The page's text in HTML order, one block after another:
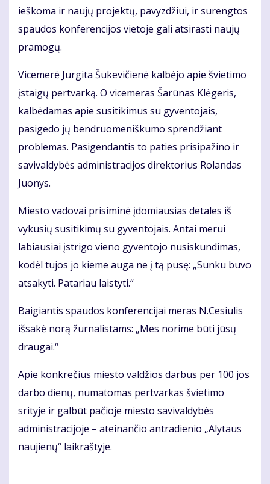
ieškoma ir naujų projektų, pavyzdžiui, ir surengtos
spaudos konferencijos vietoje gali atsirasti naujų
pramogų.
Vicemerė Jurgita Šukevičienė kalbėjo apie švietimo
įstaigų pertvarką. O vicemeras Šarūnas Klėgeris,
kalbėdamas apie susitikimus su gyventojais,
pasigedo jų bendruomeniškumo sprendžiant
problemas. Pasigendantis to paties prisipažino ir
savivaldybės administracijos direktorius Rolandas
Juonys.
Miesto vadovai prisiminė įdomiausias detales iš
vykusių susitikimų su gyventojais. Antai merui
labiausiai įstrigo vieno gyventojo nusiskundimas,
kodėl tujos jo kieme auga ne į tą pusę: „Sunku buvo
atsakyti. Patariau laistyti.“
Baigiantis spaudos konferencijai meras N.Cesiulis
išsakė norą žurnalistams: „Mes norime būti jūsų
draugai.“
Apie konkrečius miesto valdžios darbus per 100 jos
darbo dienų, numatomas pertvarkas švietimo
srityje ir galbūt pačioje miesto savivaldybės
administracijoje – ateinančio antradienio „Alytaus
naujienų“ laikraštyje.